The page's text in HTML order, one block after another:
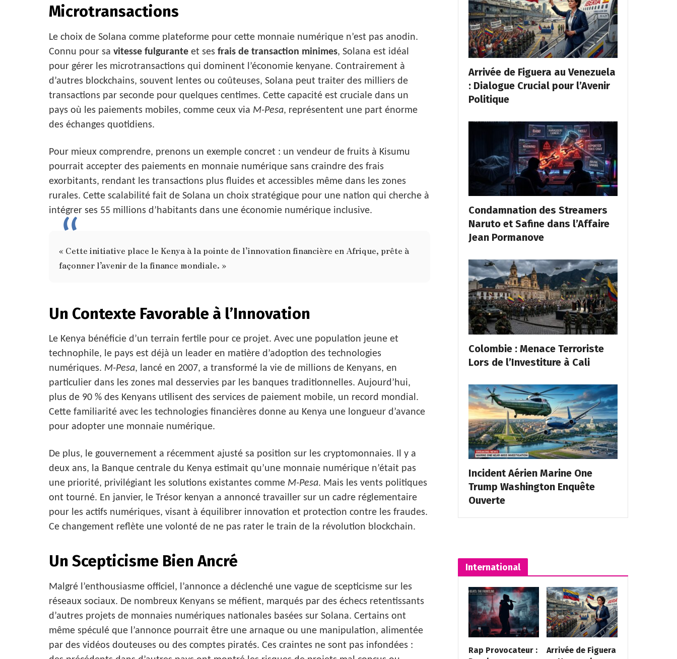
Microtransactions
Le choix de Solana comme plateforme pour cette monnaie numérique n’est pas anodin.
Connu pour sa vitesse fulgurante et ses frais de transaction minimes, Solana est idéal
pour gérer les microtransactions qui dominent l’économie kenyane. Contrairement à
d’autres blockchains, souvent lentes ou coûteuses, Solana peut traiter des milliers de
transactions par seconde pour quelques centimes. Cette capacité est cruciale dans un
pays où les paiements mobiles, comme ceux via M-Pesa, représentent une part énorme
des échanges quotidiens.
Pour mieux comprendre, prenons un exemple concret : un vendeur de fruits à Kisumu
pourrait accepter des paiements en monnaie numérique sans craindre des frais
exorbitants, rendant les transactions plus fluides et accessibles même dans les zones
rurales. Cette scalabilité fait de Solana un choix stratégique pour une nation qui cherche à
intégrer ses 55 millions d’habitants dans une économie numérique inclusive.
« Cette initiative place le Kenya à la pointe de l’innovation financière en Afrique, prête à
façonner l’avenir de la finance mondiale. »
Un Contexte Favorable à l’Innovation
Le Kenya bénéficie d’un terrain fertile pour ce projet. Avec une population jeune et
technophile, le pays est déjà un leader en matière d’adoption des technologies
numériques. M-Pesa, lancé en 2007, a transformé la vie de millions de Kenyans, en
particulier dans les zones mal desservies par les banques traditionnelles. Aujourd’hui,
plus de 90 % des Kenyans utilisent des services de paiement mobile, un record mondial.
Cette familiarité avec les technologies financières donne au Kenya une longueur d’avance
pour adopter une monnaie numérique.
De plus, le gouvernement a récemment ajusté sa position sur les cryptomonnaies. Il y a
deux ans, la Banque centrale du Kenya estimait qu’une monnaie numérique n’était pas
une priorité, privilégiant les solutions existantes comme M-Pesa. Mais les vents politiques
ont tourné. En janvier, le Trésor kenyan a annoncé travailler sur un cadre réglementaire
pour les actifs numériques, visant à équilibrer innovation et protection contre les fraudes.
Ce changement reflète une volonté de ne pas rater le train de la révolution blockchain.
Un Scepticisme Bien Ancré
Malgré l’enthousiasme officiel, l’annonce a déclenché une vague de scepticisme sur les
réseaux sociaux. De nombreux Kenyans se méfient, marqués par des échecs retentissants
d’autres projets de monnaies numériques nationales basées sur Solana. Certains ont
même spéculé que l’annonce pourrait être une arnaque ou une manipulation, alimentée
par des vidéos douteuses ou des comptes piratés. Ces craintes ne sont pas infondées :
Arrivée de Figuera au Venezuela
: Dialogue Crucial pour l’Avenir
Politique
Condamnation des Streamers
Naruto et Safine dans l’Affaire
Jean Pormanove
Colombie : Menace Terroriste
Lors de l’Investiture à Cali
Incident Aérien Marine One
Trump Washington Enquête
Ouverte
International
Rap Provocateur :
Arrivée de Figuera